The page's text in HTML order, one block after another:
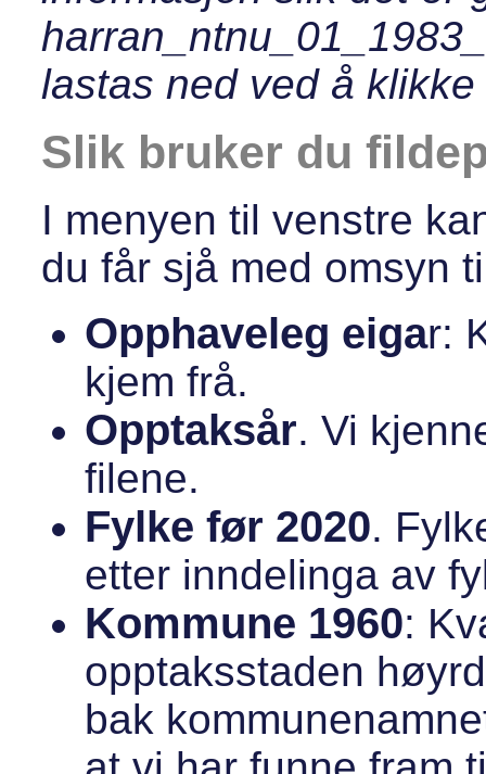
lastas ned ved å
Slik bruker du
I menyen til venstre
du får sjå med omsyn
Opphaveleg eigar:
kjem frå.
Opptaksår. Vi
filene.
Fylke før 2020.
etter inndelinga av
Kommune 1960:
opptaksstaden
bak